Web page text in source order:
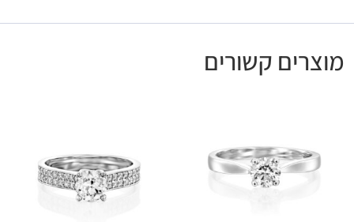
מוצרים קשורים